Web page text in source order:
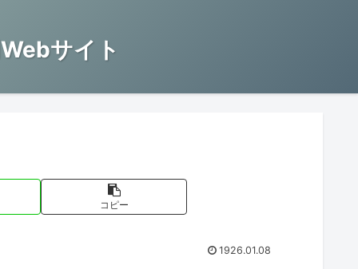
サイト
コピー
1926.01.08